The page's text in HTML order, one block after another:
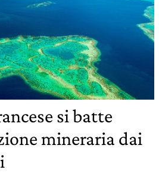
si batte
mineraria dai